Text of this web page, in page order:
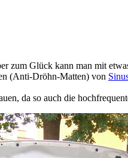
zum Glück kann man mit
(Anti-Dröhn-Matten) von
da so auch die